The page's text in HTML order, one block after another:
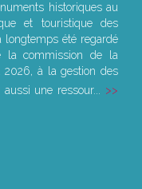
historiques au
et touristique des
été regardé
la commission de la
2026, à la gestion des
une ressour...